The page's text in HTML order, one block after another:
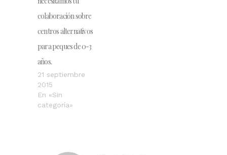
colaboración sobre
centros alternativos
para peques de 0-3
años.
21 septiembre
2015
En «Sin
categoría»